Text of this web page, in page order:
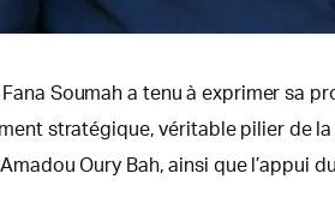
Soumah a tenu à exprimer sa
stratégique, véritable pilier de
Oury Bah, ainsi que l’appui